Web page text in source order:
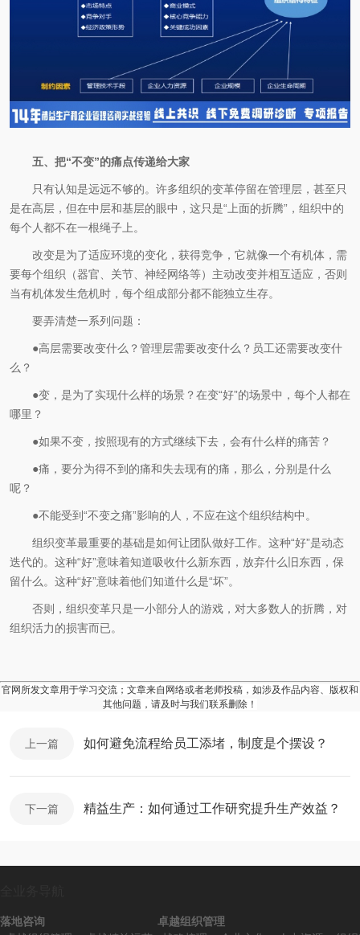
五、把“不变”的痛点传递给大家
只有认知是远远不够的。许多组织的变革停留在管理层，甚至只
是在高层，但在中层和基层的眼中，这只是“上面的折腾”，组织中的
每个人都不在一根绳子上。
改变是为了适应环境的变化，获得竞争，它就像一个有机体，需
要每个组织（器官、关节、神经网络等）主动改变并相互适应，否则
当有机体发生危机时，每个组成部分都不能独立生存。
要弄清楚一系列问题：
●高层需要改变什么？管理层需要改变什么？员工还需要改变什
么？
●变，是为了实现什么样的场景？在变“好”的场景中，每个人都在
哪里？
●如果不变，按照现有的方式继续下去，会有什么样的痛苦？
●痛，要分为得不到的痛和失去现有的痛，那么，分别是什么
呢？
●不能受到“不变之痛”影响的人，不应在这个组织结构中。
组织变革最重要的基础是如何让团队做好工作。这种“好”是动态
迭代的。这种“好”意味着知道吸收什么新东西，放弃什么旧东西，保
留什么。这种“好”意味着他们知道什么是“坏”。
否则，组织变革只是一小部分人的游戏，对大多数人的折腾，对
组织活力的损害而已。
官网所发文章用于学习交流；文章来自网络或者老师投稿，如涉及作品内容、版权和
其他问题，请及时与我们联系删除！
上一篇 如何避免流程给员工添堵，制度是个摆设？
下一篇 精益生产：如何通过工作研究提升生产效益？
落地咨询
卓越组织管理